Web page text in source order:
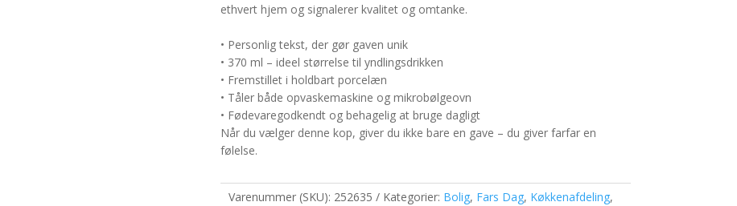
ethvert hjem og signalerer kvalitet og omtanke.
• Personlig tekst, der gør gaven unik
• 370 ml – ideel størrelse til yndlingsdrikken
• Fremstillet i holdbart porcelæn
• Tåler både opvaskemaskine og mikrobølgeovn
• Fødevaregodkendt og behagelig at bruge dagligt
Når du vælger denne kop, giver du ikke bare en gave – du giver farfar en
følelse.
Varenummer (SKU): 252635 Kategorier: Bolig, Fars Dag, Køkkenafdeling,